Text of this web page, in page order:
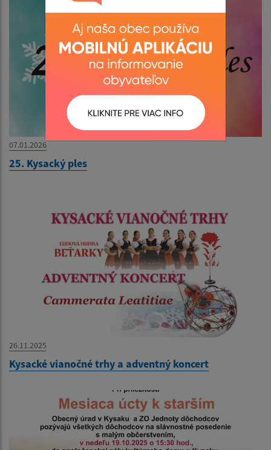
07.01.2026
25. Kysacký ples
26.11.2025
Kysacké vianočné trhy a adventný koncert